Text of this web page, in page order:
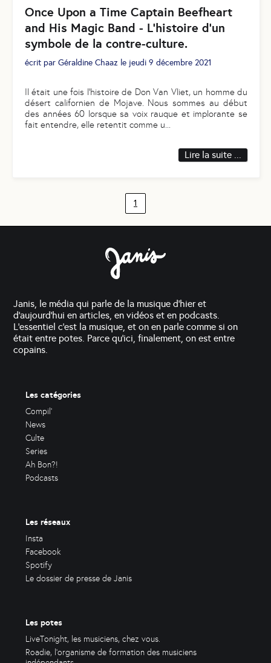
Once Upon a Time Captain Beefheart
and His Magic Band - L’histoire d’un
symbole de la contre-culture.
écrit par Géraldine Chaaz le jeudi 9 décembre 2021
Il était une fois l’histoire de Don Van Vliet, un homme du
désert californien de Mojave. Nous sommes au début
des années 60 lorsque sa voix rauque et implorante se
fait entendre, elle retentit comme u
Lire la suite ...
1
Janis, le média qui parle de la musique d'hier et
d'aujourd'hui en articles, en vidéos et en podcasts.
L'essentiel c'est la musique, et on en parle comme si on
était entre potes. Parce qu'ici, finalement, on est entre
copains.
Les catégories
Compil'
News
Culte
Series
Ah Bon?!
Podcasts
Les réseaux
Insta
Facebook
Spotify
Le dossier de presse de Janis
Les potes
LiveTonight, les musiciens, chez vous.
Roadie, l'organisme de formation des musiciens